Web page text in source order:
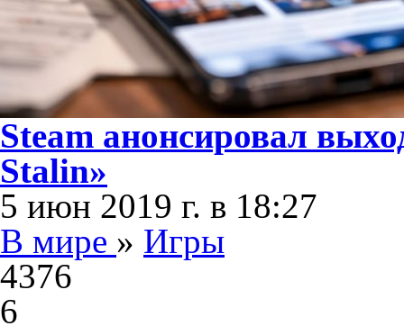
Steam анонсировал
Stalin»
5 июн 2019 г. в 18:27
В мире » Игры
4376
6